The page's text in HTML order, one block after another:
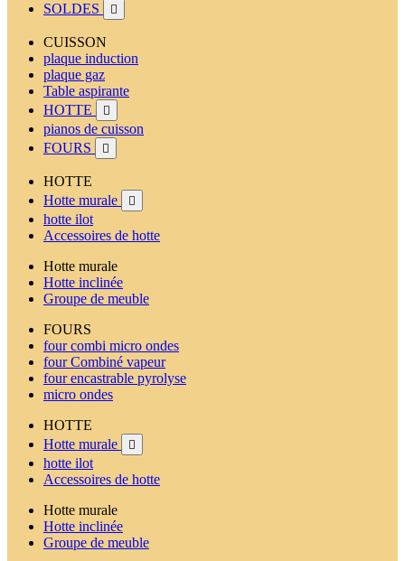
SOLDES 
CUISSON
plaque induction
plaque gaz
Table aspirante
HOTTE

pianos de cuisson
FOURS

HOTTE
Hotte murale

hotte ilot
Accessoires de hotte
Hotte murale
Hotte inclinée
Groupe de meuble
FOURS
four combi micro ondes
four Combiné vapeur
four encastrable pyrolyse
micro ondes
HOTTE
Hotte murale

hotte ilot
Accessoires de hotte
Hotte murale
Hotte inclinée
Groupe de meuble